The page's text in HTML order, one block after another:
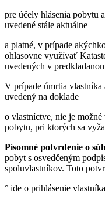
pre účely hlásenia pobytu
uvedené stále aktuálne
a platné, v prípade
ohlasovne využívať
uvedených v
V prípade úmrtia vlastníka
uvedený na doklade
o vlastníctve, nie je
pobytu, pri ktorých sa
Písomné potvrdenie o
pobyt s osvedčeným
spoluvlastníkov. Toto
° ide o prihlásenie